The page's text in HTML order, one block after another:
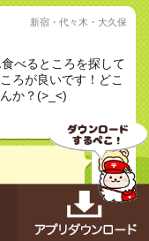
新宿・代々木・大久保
べるところを探して
ろが良いです！どこ
か？(>_<)
(都庁前/ス
10000000